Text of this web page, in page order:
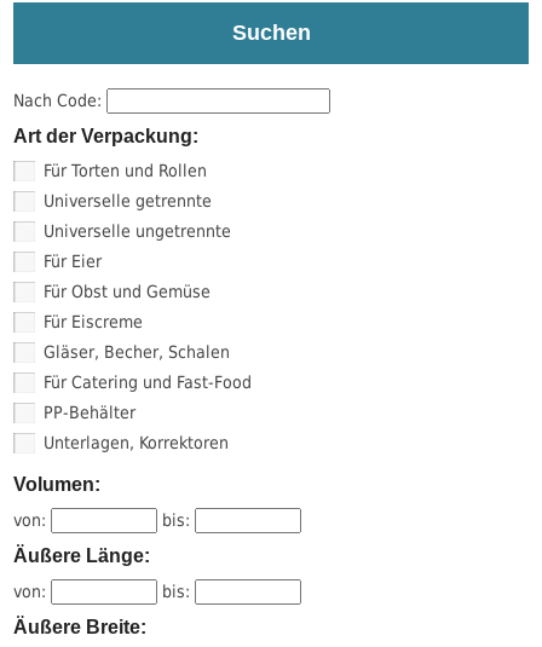
Suchen
Nach Code:
Art der Verpackung:
Für Torten und Rollen
Universelle getrennte
Universelle ungetrennte
Für Eier
Für Obst und Gemüse
Für Eiscreme
Gläser, Becher, Schalen
Für Catering und Fast-Food
PP-Behälter
Unterlagen, Korrektoren
Volumen:
von: bis:
Äußere Länge:
von: bis:
Äußere Breite: